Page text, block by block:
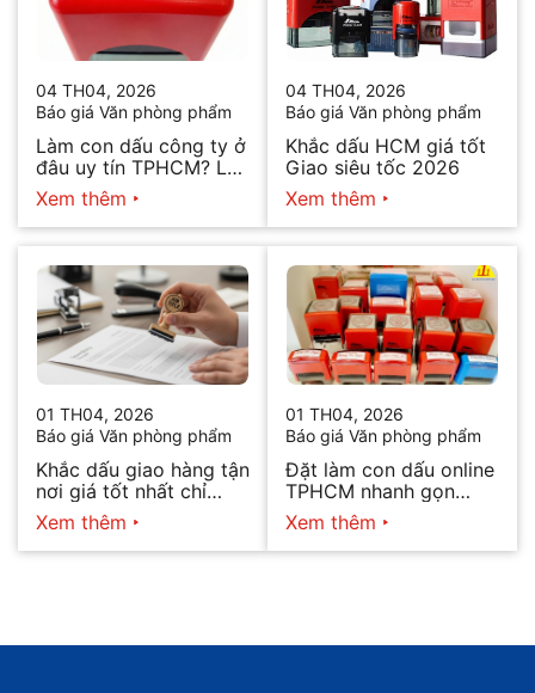
04 TH04, 2026
Báo giá Văn phòng phẩm
Làm con dấu công ty ở
đâu uy tín TPHCM? Lấy
ngay trong ngày 2026
Xem thêm
04 TH04, 2026
Báo giá Văn phòng phẩm
Khắc dấu HCM giá tốt
Giao siêu tốc 2026
Xem thêm
01 TH04, 2026
Báo giá Văn phòng phẩm
Khắc dấu giao hàng tận
nơi giá tốt nhất chỉ
hôm nay
Xem thêm
01 TH04, 2026
Báo giá Văn phòng phẩm
Đặt làm con dấu online
TPHCM nhanh gọn
2026
Xem thêm